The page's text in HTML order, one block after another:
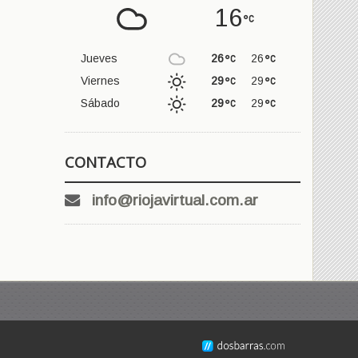
16
Jueves 26
26
Viernes
29
29
Sábado
29
29
CONTACTO
info@riojavirtual.com.ar